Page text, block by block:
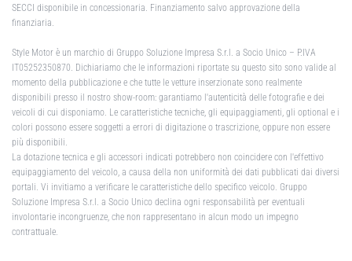
SECCI disponibile in concessionaria. Finanziamento salvo approvazione della
finanziaria.
Style Motor è un marchio di Gruppo Soluzione Impresa S.r.l. a Socio Unico – P.IVA
IT05252350870. Dichiariamo che le informazioni riportate su questo sito sono valide al
momento della pubblicazione e che tutte le vetture inserzionate sono realmente
disponibili presso il nostro show-room: garantiamo l'autenticità delle fotografie e dei
veicoli di cui disponiamo. Le caratteristiche tecniche, gli equipaggiamenti, gli optional e i
colori possono essere soggetti a errori di digitazione o trascrizione, oppure non essere
più disponibili.
La dotazione tecnica e gli accessori indicati potrebbero non coincidere con l'effettivo
equipaggiamento del veicolo, a causa della non uniformità dei dati pubblicati dai diversi
portali. Vi invitiamo a verificare le caratteristiche dello specifico veicolo. Gruppo
Soluzione Impresa S.r.l. a Socio Unico declina ogni responsabilità per eventuali
involontarie incongruenze, che non rappresentano in alcun modo un impegno
contrattuale.